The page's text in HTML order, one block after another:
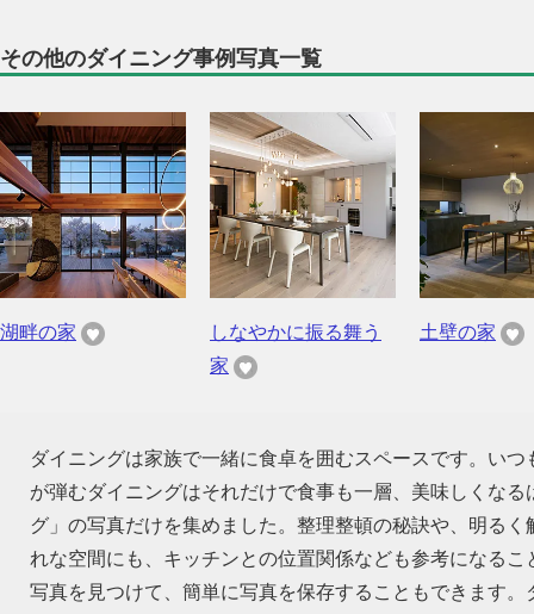
その他のダイニング事例写真一覧
湖畔の家
しなやかに振る舞う
家
土壁の家
ダイニングは家族で一緒に食卓を囲むスペースです。い
が弾むダイニングはそれだけで食事も一層、美味しくな
グ」の写真だけを集めました。整理整頓の秘訣や、明る
れな空間にも、キッチンとの位置関係なども参考になる
写真を見つけて、簡単に写真を保存することもできます